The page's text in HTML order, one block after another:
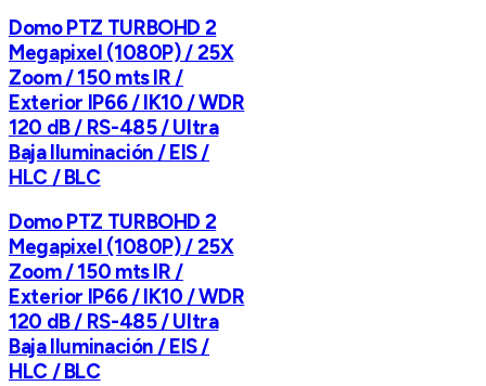
Domo PTZ TURBOHD 2
Megapixel (1080P) / 25X
Zoom / 150 mts IR /
Exterior IP66 / IK10 / WDR
120 dB / RS-485 / Ultra
Baja Iluminación / EIS /
HLC / BLC
Domo PTZ TURBOHD 2
Megapixel (1080P) / 25X
Zoom / 150 mts IR /
Exterior IP66 / IK10 / WDR
120 dB / RS-485 / Ultra
Baja Iluminación / EIS /
HLC / BLC